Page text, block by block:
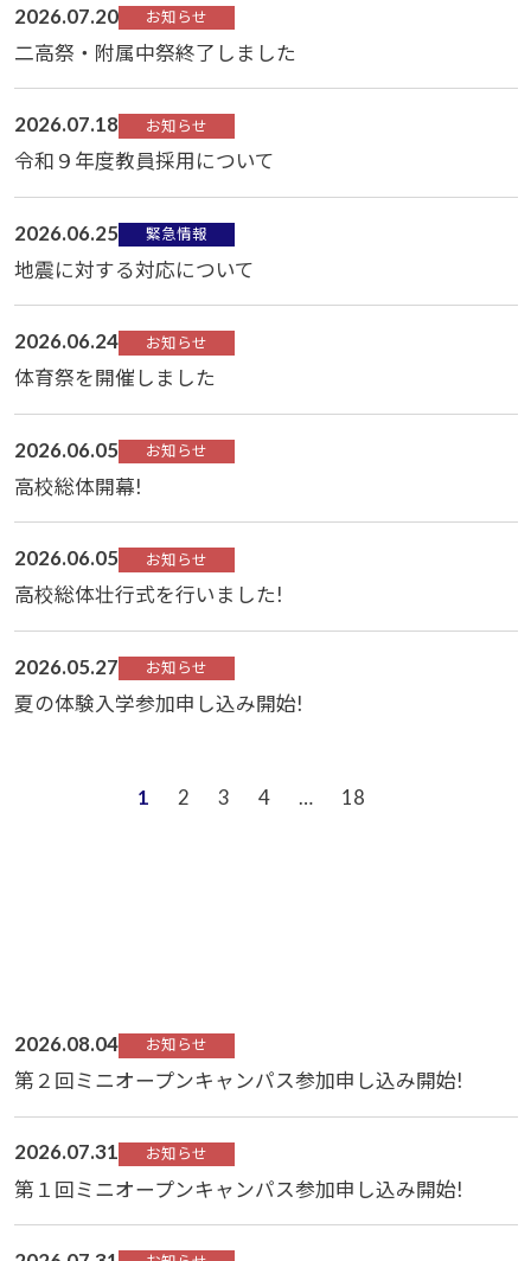
2026.07.20 お知らせ
二高祭・附属中祭終了しました
2026.07.18 お知らせ
令和９年度教員採用について
2026.06.25 緊急情報
地震に対する対応について
2026.06.24 お知らせ
体育祭を開催しました
2026.06.05 お知らせ
高校総体開幕!
2026.06.05 お知らせ
高校総体壮行式を行いました!
2026.05.27 お知らせ
夏の体験入学参加申し込み開始!
1 2 3 4 … 18
2026.08.04 お知らせ
第２回ミニオープンキャンパス参加申し込み開始!
2026.07.31 お知らせ
第１回ミニオープンキャンパス参加申し込み開始!